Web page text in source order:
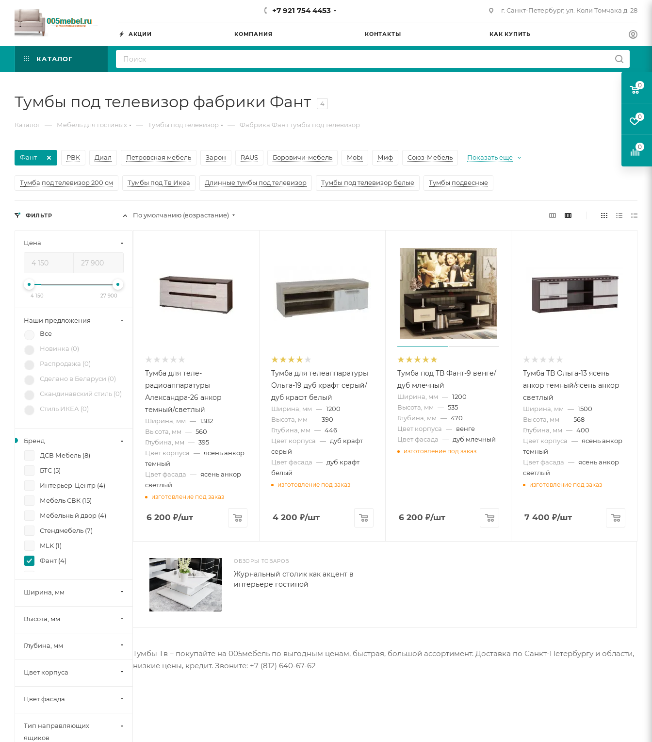
+7 921 754 4453 г. Санкт-Петербург, ул. Коли Томчака д. 28
АКЦИИ КОМПАНИЯ КОНТАКТЫ КАК КУПИТЬ
КАТАЛОГ
Тумбы под телевизор фабрики Фант 4
Каталог — Мебель для гостиных — Тумбы под телевизор — Фабрика Фант тумбы под телевизор
РВК Диал Петровская мебель Зарон RAUS Боровичи-мебель Mobi Миф Союз-Мебель
Фант Показать еще
Тумба под телевизор 200 см Тумбы под Тв Икеа Длинные тумбы под телевизор Тумбы под телевизор белые Тумбы подвесные
По умолчанию (возрастание)
Тумба для теле-
радиоаппаратуры
Александра-26 анкор
темный/светлый
Ширина, мм — 1382
Высота, мм — 560
Глубина, мм — 395
Цвет корпуса — ясень анкор
темный
Цвет фасада — ясень анкор
светлый
изготовление под заказ
6 200 ₽/шт
Тумба для телеаппаратуры
Ольга-19 дуб крафт серый/
дуб крафт белый
Ширина, мм — 1200
Высота, мм — 390
Глубина, мм — 446
Цвет корпуса — дуб крафт
серый
Цвет фасада — дуб крафт
белый
изготовление под заказ
4 200 ₽/шт
Тумба под ТВ Фант-9 венге/
дуб млечный
Ширина, мм — 1200
Высота, мм — 535
Глубина, мм — 470
Цвет корпуса — венге
Цвет фасада — дуб млечный
изготовление под заказ
6 200 ₽/шт
Тумба ТВ Ольга-13 ясень
анкор темный/ясень анкор
светлый
Ширина, мм — 1500
Высота, мм — 568
Глубина, мм — 400
Цвет корпуса — ясень анкор
темный
Цвет фасада — ясень анкор
светлый
изготовление под заказ
7 400 ₽/шт
ОБЗОРЫ ТОВАРОВ
Журнальный столик как акцент в
интерьере гостиной
Тумбы Тв – покупайте на 005мебель по выгодным ценам, быстрая, большой ассортимент. Доставка по Санкт-Петербургу и области,
низкие цены, кредит. Звоните: +7 (812) 640-67-62
ФИЛЬТР
Цена
4 150 27 900
Наши предложения
Все
Новинка (0)
Распродажа (0)
Сделано в Беларуси (0)
Скандинавский стиль (0)
Стиль ИКЕА (0)
Бренд
ДСВ Мебель (8)
БТС (5)
Интерьер-Центр (4)
Мебель СВК (15)
Мебельный двор (4)
Стендмебель (7)
MLK (1)
Фант (4)
Памир (
Миф (49
(Сведства VMG Industry)
SV-Мебель (
МК Стиль (
Союз-Мебель (9
Ширина, мм
Высота, мм
Глубина, мм
Цвет корпуса
Цвет фасада
Тип направляющих
ящиков
0
0
0